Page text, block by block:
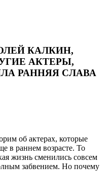
КАЛКИН,
АКТЕРЫ,
РАННЯЯ СЛАВА
об актерах, которые
в раннем возрасте. То
жизнь сменились совсем
забвением. Но почему